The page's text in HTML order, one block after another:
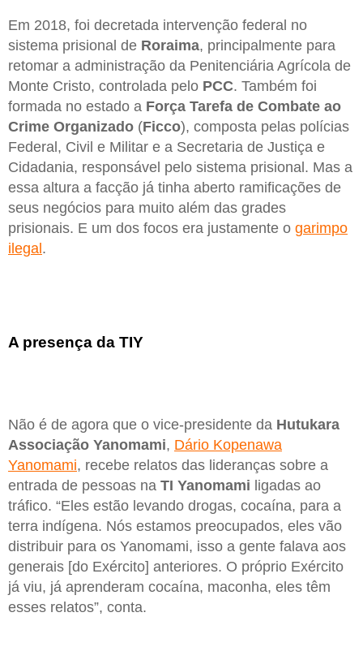
Em 2018, foi decretada intervenção federal no
sistema prisional de Roraima, principalmente para
retomar a administração da Penitenciária Agrícola de
Monte Cristo, controlada pelo PCC. Também foi
formada no estado a Força Tarefa de Combate ao
Crime Organizado (Ficco), composta pelas polícias
Federal, Civil e Militar e a Secretaria de Justiça e
Cidadania, responsável pelo sistema prisional. Mas a
essa altura a facção já tinha aberto ramificações de
seus negócios para muito além das grades
prisionais. E um dos focos era justamente o garimpo
ilegal.
A presença da TIY
Não é de agora que o vice-presidente da Hutukara
Associação Yanomami, Dário Kopenawa
Yanomami, recebe relatos das lideranças sobre a
entrada de pessoas na TI Yanomami ligadas ao
tráfico. “Eles estão levando drogas, cocaína, para a
terra indígena. Nós estamos preocupados, eles vão
distribuir para os Yanomami, isso a gente falava aos
generais [do Exército] anteriores. O próprio Exército
já viu, já aprenderam cocaína, maconha, eles têm
esses relatos”, conta.